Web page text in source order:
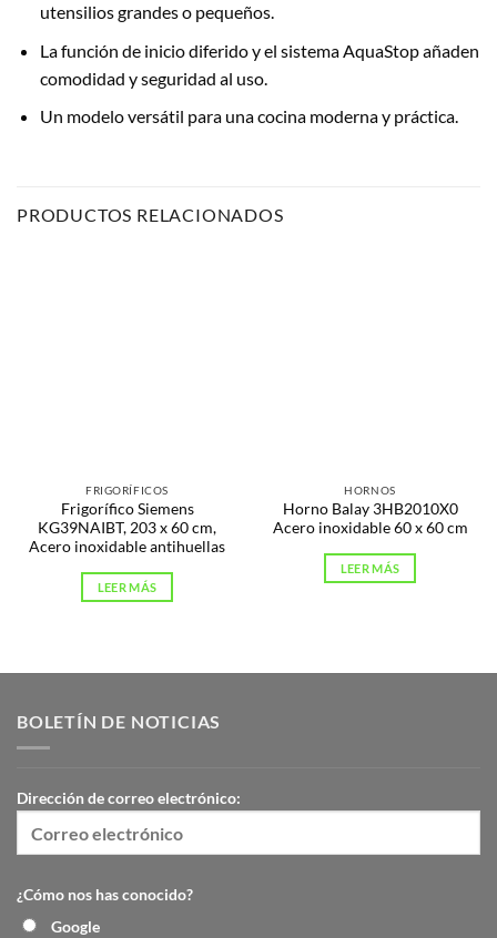
utensilios grandes o pequeños.
La función de inicio diferido y el sistema AquaStop añaden
comodidad y seguridad al uso.
Un modelo versátil para una cocina moderna y práctica.
PRODUCTOS RELACIONADOS
FRIGORÍFICOS
Frigorífico Siemens
KG39NAIBT, 203 x 60 cm,
Acero inoxidable antihuellas
LEER MÁS
HORNOS
Horno Balay 3HB2010X0
Acero inoxidable 60 x 60 cm
LEER MÁS
BOLETÍN DE NOTICIAS
Dirección de correo electrónico:
¿Cómo nos has conocido?
Google